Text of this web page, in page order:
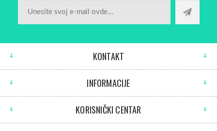
KONTAKT
INFORMACIJE
KORISNIČKI CENTAR